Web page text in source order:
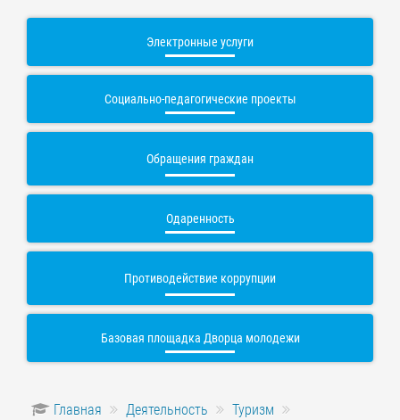
Электронные услуги
Социально-педагогические проекты
Обращения граждан
Одаренность
Противодействие коррупции
Базовая площадка Дворца молодежи
Главная Деятельность
Туризм